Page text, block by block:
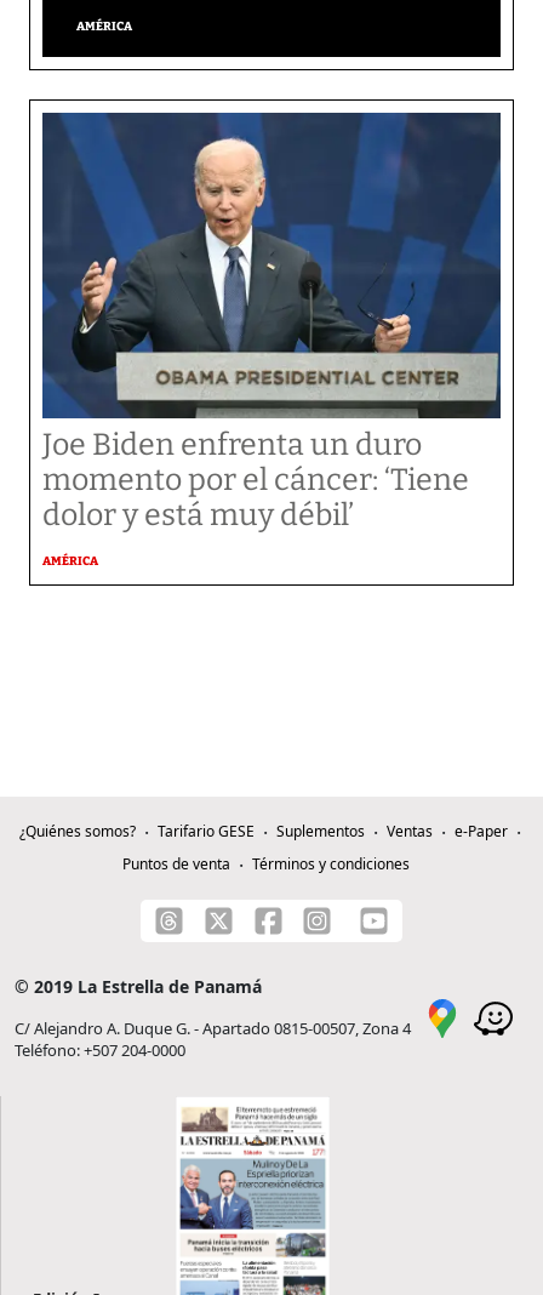
AMÉRICA
Joe Biden enfrenta un duro
momento por el cáncer: ‘Tiene
dolor y está muy débil’
AMÉRICA
¿Quiénes somos? Tarifario GESE Suplementos Ventas
e-Paper
Puntos de venta
Términos y condiciones
© 2019 La Estrella de Panamá
C/ Alejandro A. Duque G. - Apartado 0815-00507, Zona 4
Teléfono: +507 204-0000